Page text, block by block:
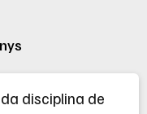
disciplina de